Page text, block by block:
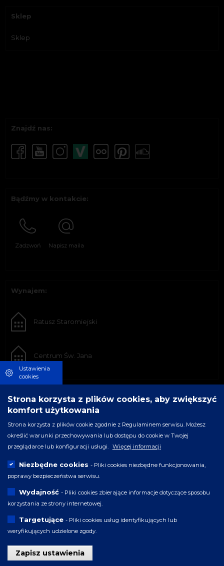
Sklep
Sklep
Znajdź nas:
Bądźmy w kontakcie:
Zadzwoń Napisz maila
Wynajem:
Ratusz Staromiejski
Centrum Św. Jana
Ustawienia
cookies
Strona korzysta z plików cookies, aby zwiększyć
komfort użytkowania
Strona korzysta z plików cookie zgodnie z Regulaminem serwisu. Możesz
określić warunki przechowywania lub dostępu do cookie w Twojej
przeglądarce lub konfiguracji usługi.
Więcej informacji
Niezbędne cookies - Pliki cookies niezbędne funkcjonowania,
poprawy bezpieczeństwa serwisu.
Wydajność - Pliki cookies zbierające informacje dotyczące sposobu
korzystania ze strony internetowej.
Targetujące - Pliki cookies usług identyfikujących lub
weryfikujących udzielone zgody.
Zapisz ustawienia